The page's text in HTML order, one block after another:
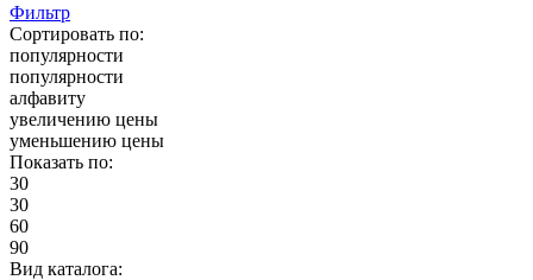
Фильтр
Сортировать по:
популярности
популярности
алфавиту
увеличению цены
уменьшению цены
Показать по:
30
30
60
90
Вид каталога: